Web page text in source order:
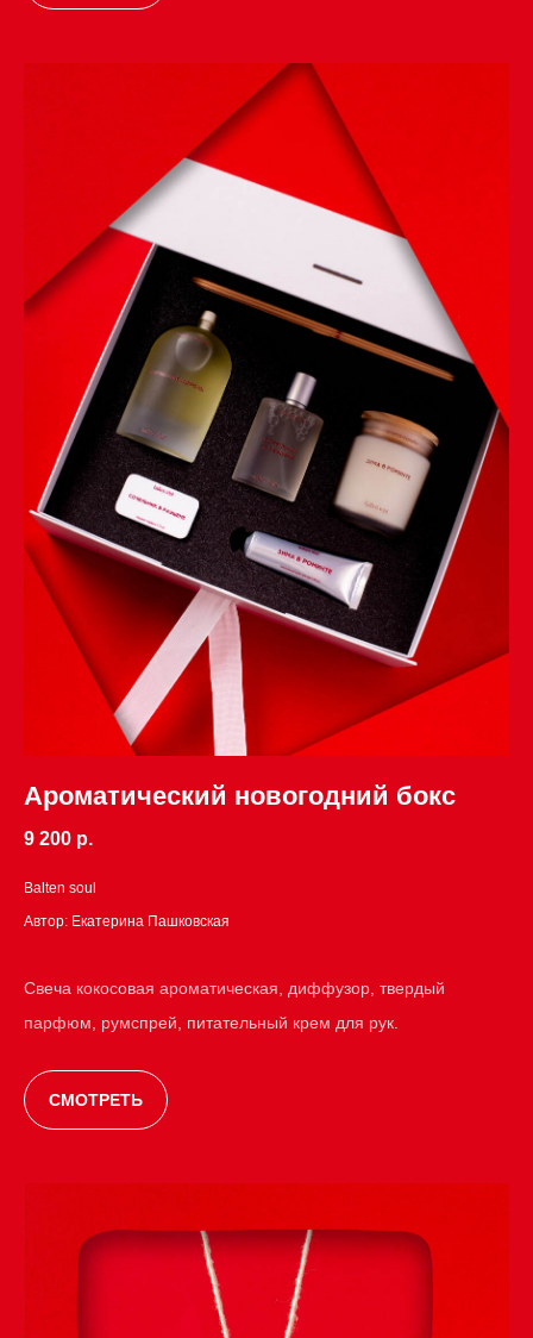
Ароматический новогодний бокс
9 200 р.
Balten soul
Автор: Екатерина Пашковская
Свеча кокосовая ароматическая, диффузор, твердый
парфюм, румспрей, питательный крем для рук.
СМОТРЕТЬ